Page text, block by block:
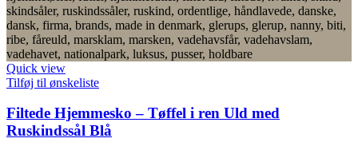
Quick view
Tilføj til ønskeliste
Filtede Hjemmesko – Tøffel i ren Uld med
Ruskindssål Blå